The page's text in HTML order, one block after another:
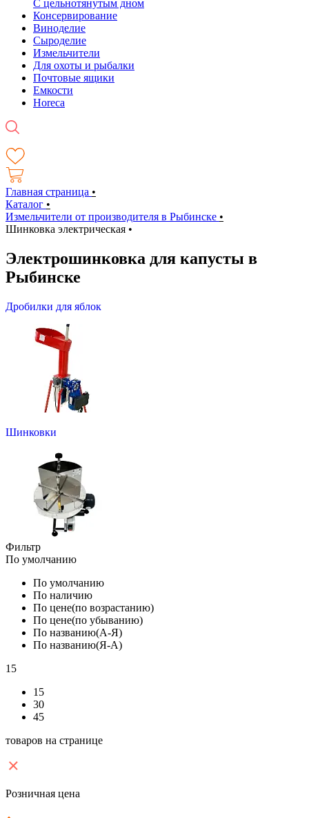
С цельнотянутым дном
Консервирование
Виноделие
Сыроделие
Измельчители
Для охоты и рыбалки
Почтовые ящики
Емкости
Horeca
Главная страница •
Каталог •
Измельчители от производителя в Рыбинске •
Шинковка электрическая •
Электрошинковка для капусты в
Рыбинске
Дробилки для яблок
Шинковки
Фильтр
По умолчанию
По умолчанию
По наличию
По цене(по возрастанию)
По цене(по убыванию)
По названию(А-Я)
По названию(Я-А)
15
15
30
45
товаров на странице
Розничная цена